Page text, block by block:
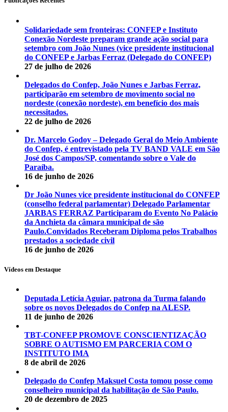
Solidariedade sem fronteiras: CONFEP e Instituto
Conexão Nordeste preparam grande ação social para
setembro com João Nunes (vice presidente institucional
do CONFEP e Jarbas Ferraz (Delegado do CONFEP)
27 de julho de 2026
Delegados do Confep, João Nunes e Jarbas Ferraz,
participarão em setembro de movimento social no
nordeste (conexão nordeste), em benefício dos mais
necessitados.
22 de julho de 2026
Dr. Marcelo Godoy – Delegado Geral do Meio Ambiente
do Confep, é entrevistado pela TV BAND VALE em São
José dos Campos/SP, comentando sobre o Vale do
Paraíba.
16 de junho de 2026
Dr João Nunes vice presidente institucional do CONFEP
(conselho federal parlamentar) Delegado Parlamentar
JARBAS FERRAZ Participaram do Evento No Palácio
da Anchieta da câmara municipal de são
Paulo.Convidados Receberam Diploma pelos Trabalhos
prestados a sociedade civil
16 de junho de 2026
Vídeos em Destaque
Deputada Letícia Aguiar, patrona da Turma falando
sobre os novos Delegados do Confep na ALESP.
11 de junho de 2026
TBT-CONFEP PROMOVE CONSCIENTIZAÇÃO
SOBRE O AUTISMO EM PARCERIA COM O
INSTITUTO IMA
8 de abril de 2026
Delegado do Confep Maksuel Costa tomou posse como
conselheiro municipal da habilitação de São Paulo.
20 de dezembro de 2025